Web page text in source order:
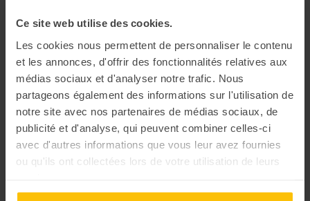
Ce site web utilise des cookies.
Les cookies nous permettent de personnaliser le contenu
et les annonces, d'offrir des fonctionnalités relatives aux
médias sociaux et d'analyser notre trafic. Nous
partageons également des informations sur l'utilisation de
notre site avec nos partenaires de médias sociaux, de
publicité et d'analyse, qui peuvent combiner celles-ci
avec d'autres informations que vous leur avez fournies
ou qu'ils ont collectées lors de votre utilisation de leurs